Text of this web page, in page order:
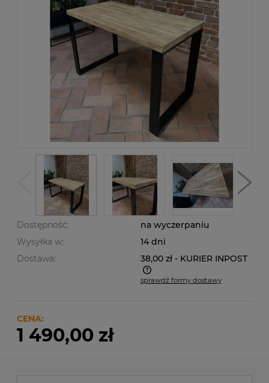
Dostępność:
na wyczerpaniu
Wysyłka w:
14 dni
Dostawa:
38,00 zł - KURIER INPOST
Cena nie zawiera ewentualnych kosztów płatności
sprawdź formy dostawy
CENA:
1 490,00 zł